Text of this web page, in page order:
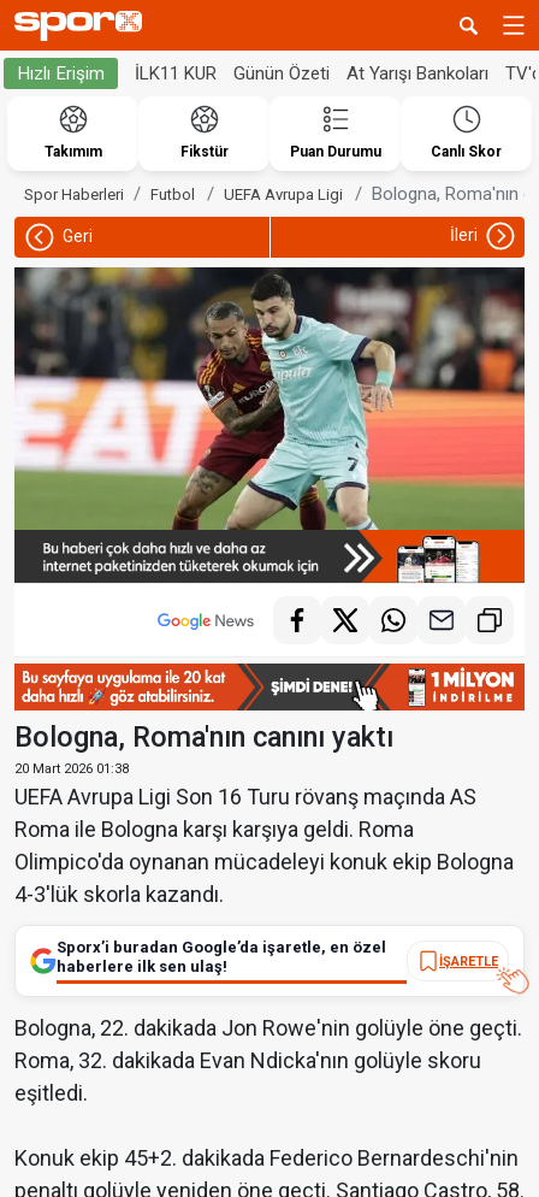
Hızlı Erişim İLK11 KUR Günün Özeti At Yarışı Bankoları
Takımım Fikstür Puan Durumu Canlı Skor
Spor Haberleri Futbol UEFA Avrupa Ligi Bologna, Roma'nın
Geri İleri
Bologna, Roma'nın canını yaktı
20 Mart 2026 01:38
UEFA Avrupa Ligi Son 16 Turu rövanş maçında AS
Roma ile Bologna karşı karşıya geldi. Roma
Olimpico'da oynanan mücadeleyi konuk ekip Bologna
4-3'lük skorla kazandı.
Sporx’i buradan Google’da işaretle, en özel
haberlere ilk sen ulaş!
İŞARETLE
Bologna, 22. dakikada Jon Rowe'nin golüyle öne geçti.
Roma, 32. dakikada Evan Ndicka'nın golüyle skoru
eşitledi.
Konuk ekip 45+2. dakikada Federico Bernardeschi'nin
penaltı golüyle yeniden öne geçti. Santiago Castro, 58.